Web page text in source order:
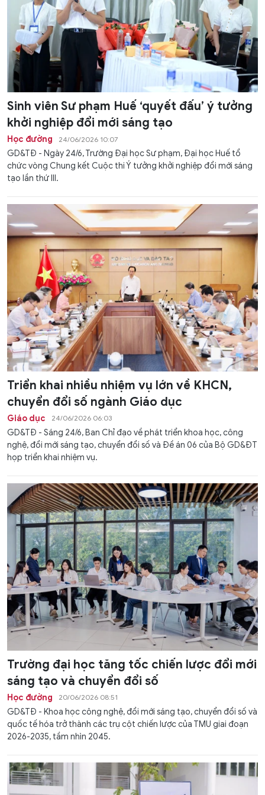
Sinh viên Sư phạm Huế ‘quyết đấu’ ý tưởng
khởi nghiệp đổi mới sáng tạo
Học đường 24/06/2026 10:07
GD&TĐ - Ngày 24/6, Trường Đại học Sư phạm, Đại học Huế tổ
chức vòng Chung kết Cuộc thi Ý tưởng khởi nghiệp đổi mới sáng
tạo lần thứ III.
Triển khai nhiều nhiệm vụ lớn về KHCN,
chuyển đổi số ngành Giáo dục
Giáo dục 24/06/2026 06:03
GD&TĐ - Sáng 24/6, Ban Chỉ đạo về phát triển khoa học, công
nghệ, đổi mới sáng tạo, chuyển đổi số và Đề án 06 của Bộ GD&ĐT
họp triển khai nhiệm vụ.
Trường đại học tăng tốc chiến lược đổi mới
sáng tạo và chuyển đổi số
Học đường 20/06/2026 08:51
GD&TĐ - Khoa học công nghệ, đổi mới sáng tạo, chuyển đổi số và
quốc tế hóa trở thành các trụ cột chiến lược của TMU giai đoạn
2026-2035, tầm nhìn 2045.